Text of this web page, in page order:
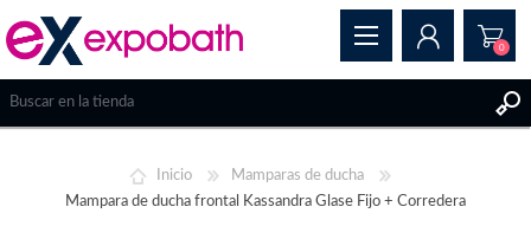
INICIAR SESIÓN
0
Inicio
Mamparas de ducha
Mampara de ducha frontal Kassandra Glase Fijo + Corredera